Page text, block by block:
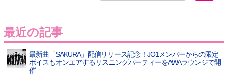
最近の記事
最新曲「SAKURA」配信リリース記念！JO1メンバーからの限定
ボイスもオンエアするリスニングパーティーをAWAラウンジで開
催